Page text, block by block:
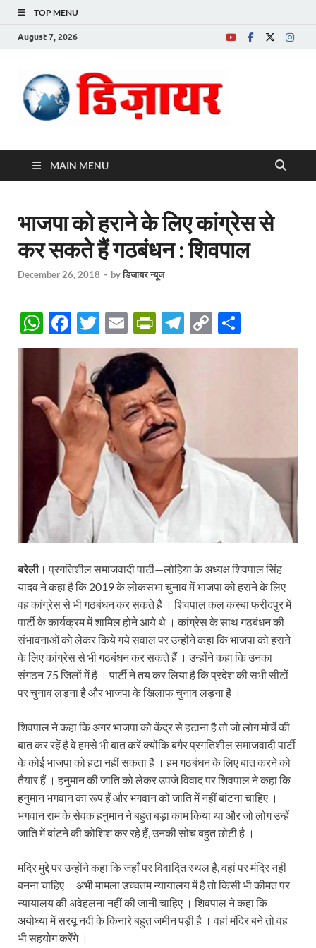
TOP MENU
August 7, 2026
MAIN MENU
भाजपा को हराने के लिए कांग्रेस से
कर सकते हैं गठबंधन : शिवपाल
December 26, 2018 - byडिजायर न्यूज
W
h
s
A
p
F
ac
e
b
o
o
T
w
itt
er
E
m
ail
P
ri
nt
Fr
ie
n
dl
y
T
el
a
m
C
o
k
h
बरेली। प्रगतिशील समाजवादी पार्टी—लोहिया के अध्यक्ष शिवपाल सिंह
यादव ने कहा है कि 2019 के लोकसभा चुनाव में भाजपा को हराने के लिए
वह कांग्रेस से भी गठबंधन कर सकते हैं । शिवपाल कल कस्बा फरीदपुर में
पार्टी के कार्यक्रम में शामिल होने आये थे । कांग्रेस के साथ गठबंधन की
संभावनाओं को लेकर किये गये सवाल पर उन्होंने कहा कि भाजपा को हराने
के लिए कांग्रेस से भी गठबंधन कर सकते हैं । उन्होंने कहा कि उनका
संगठन 75 जिलों में है । पार्टी ने तय कर लिया है कि प्रदेश की सभी सीटों
पर चुनाव लड़ना है और भाजपा के खिलाफ चुनाव लड़ना है ।
शिवपाल ने कहा कि अगर भाजपा को केंद्र से हटाना है तो जो लोग मोर्चे की
बात कर रहें है वे हमसे भी बात करें क्योंकि बगैर प्रगतिशील समाजवादी पार्टी
के कोई भाजपा को हटा नहीं सकता है । हम गठबंधन के लिए बात करने को
तैयार हैं । हनुमान की जाति को लेकर उपजे विवाद पर शिवपाल ने कहा कि
हनुमान भगवान का रूप हैं और भगवान को जाति में नहीं बांटना चाहिए ।
भगवान राम के सेवक हनुमान ने बहुत बड़ा काम किया था और जो लोग उन्हें
जाति में बांटने की कोशिश कर रहे हैं, उनकी सोच बहुत छोटी है ।
मंदिर मुद्दे पर उन्होंने कहा कि जहाँ पर विवादित स्थल है, वहां पर मंदिर नहीं
बनना चाहिए । अभी मामला उच्चतम न्यायालय में है तो किसी भी कीमत पर
न्यायालय की अवेहलना नहीं की जानी चाहिए । शिवपाल ने कहा कि
अयोध्या में सरयू नदी के किनारे बहुत जमीन पड़ी है । वहां मंदिर बने तो वह
भी सहयोग करेंगे ।